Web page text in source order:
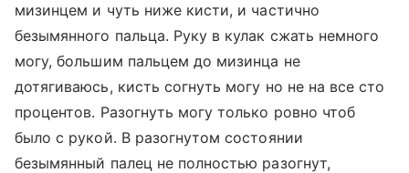
мизинцем и чуть ниже кисти, и частично
безымянного пальца. Руку в кулак сжать немного
могу, большим пальцем до мизинца не
дотягиваюсь, кисть согнуть могу но не на все сто
процентов. Разогнуть могу только ровно чтоб
было с рукой. В разогнутом состоянии
безымянный палец не полностью разогнут,